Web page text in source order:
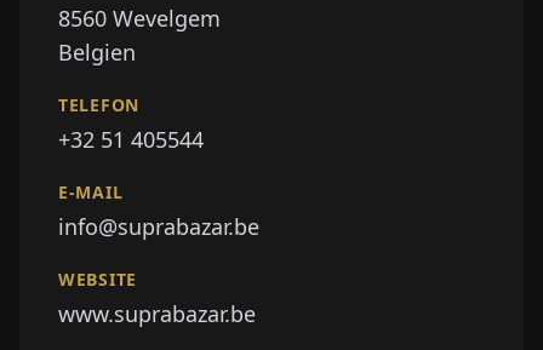
8560 Wevelgem
Belgien
TELEFON
+32 51 405544
E-MAIL
info@suprabazar.be
WEBSITE
www.suprabazar.be